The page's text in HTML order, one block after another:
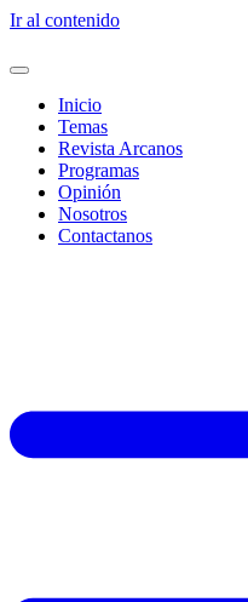
Ir al contenido
Inicio
Temas
Revista Arcanos
Programas
Opinión
Nosotros
Contactanos